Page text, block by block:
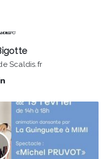
Scaldis.fr